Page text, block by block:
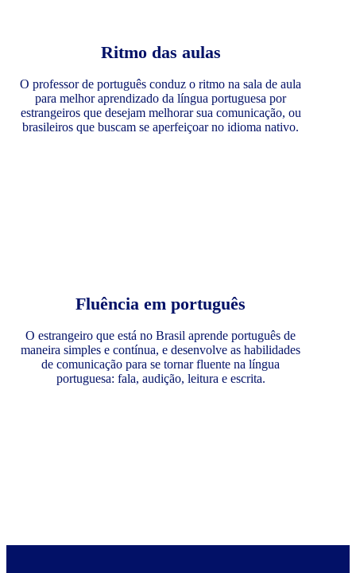
Ritmo das aulas
O professor de português conduz o ritmo na sala de aula
para melhor aprendizado da língua portuguesa por
estrangeiros que desejam melhorar sua comunicação, ou
brasileiros que buscam se aperfeiçoar no idioma nativo.
Fluência em português
O estrangeiro que está no Brasil aprende português de
maneira simples e contínua, e desenvolve as habilidades
de comunicação para se tornar fluente na língua
portuguesa: fala, audição, leitura e escrita.